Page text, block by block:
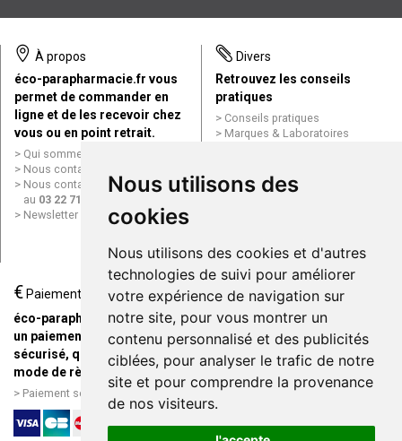
Nous utilisons des
cookies
Nous utilisons des cookies et d'autres
technologies de suivi pour améliorer
votre expérience de navigation sur
notre site, pour vous montrer un
contenu personnalisé et des publicités
ciblées, pour analyser le trafic de notre
site et pour comprendre la provenance
de nos visiteurs.
À propos
éco-parapharmacie.fr vous
permet de commander en
ligne et de les recevoir chez
vous ou en point retrait.
Qui sommes nous ?
Nous contacter par e-mail
Nous contacter par téléphone
au 03 22 71 64 10
Newsletter
Divers
Retrouvez les conseils
pratiques
Conseils pratiques
Marques & Laboratoires
Mentions légales
Données personnelles
ligne
€ Paiement
éco-parapharmacie.fr offre
un paiement entièrement
sécurisé, quel que soit le
mode de règlement
Paiement sécurisé et simple
Livraison / Point retrait
Commandez en ligne et
recevez votre commande
rapidement chez vous ou en
point retrait
Livraison chez vous ou en